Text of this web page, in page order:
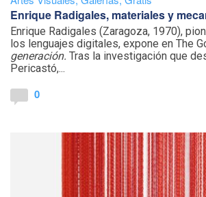
Enrique Radigales, materiales y
Enrique Radigales (Zaragoza, 1970),
los lenguajes digitales, expone en The
generación. Tras la investigación que
Pericastó,...
0